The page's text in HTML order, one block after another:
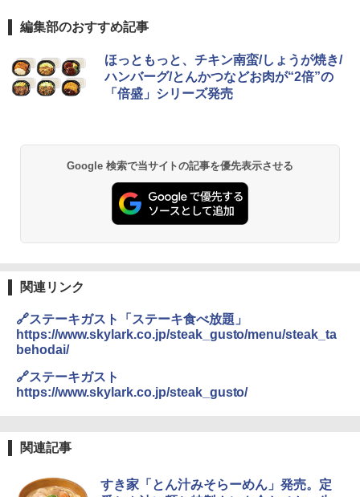
編集部のおすすめ記事
ほっともっと、チキン南蛮/しょうが焼き/
ハンバーグ/とんかつなどお肉が“2倍”の
「倍盛」シリーズ発売
Google 検索で当サイトの記事を優先表示させる
関連リンク
🔗ステーキガスト「ステーキ食べ放題」
https://www.skylark.co.jp/steak_gusto/menu/steak_ta
behodai/
🔗ステーキガスト
https://www.skylark.co.jp/steak_gusto/
関連記事
すき家「とん汁みそらーめん」発売。定